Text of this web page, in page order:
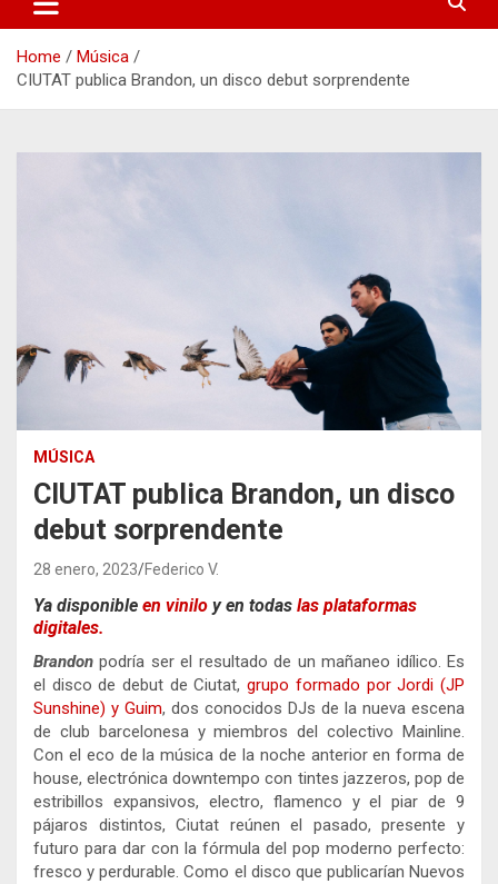
Home
Música
CIUTAT publica Brandon, un disco debut sorprendente
MÚSICA
CIUTAT publica Brandon, un disco
debut sorprendente
28 enero, 2023 Federico V.
Ya disponible en vinilo y en todas las plataformas
digitales.
Brandon podría ser el resultado de un mañaneo idílico. Es
el disco de debut de Ciutat,grupo formado por Jordi (JP
Sunshine) y Guim, dos conocidos DJs de la nueva escena
de club barcelonesa y miembros del colectivo Mainline.
Con el eco de la música de la noche anterior en forma de
house, electrónica downtempo con tintes jazzeros, pop de
estribillos expansivos, electro, flamenco y el piar de 9
pájaros distintos, Ciutat reúnen el pasado, presente y
futuro para dar con la fórmula del pop moderno perfecto:
fresco y perdurable. Como el disco que publicarían Nuevos